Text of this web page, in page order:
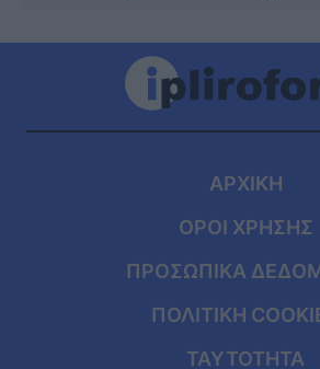
ΑΡΧΙΚΗ
ΟΡΟΙ ΧΡΗΣΗΣ
ΠΡΟΣΩΠΙΚΑ
ΠΟΛΙΤΙΚΗ
ΤΑΥΤΟΤΗΤΑ